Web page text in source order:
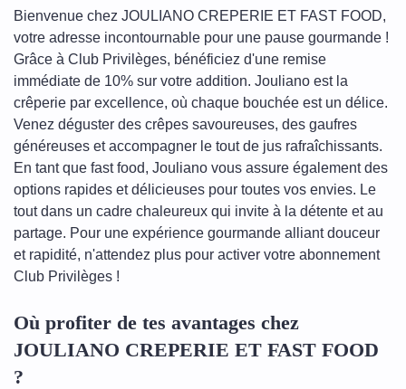
Bienvenue chez JOULIANO CREPERIE ET FAST FOOD,
votre adresse incontournable pour une pause gourmande !
Grâce à Club Privilèges, bénéficiez d'une remise
immédiate de 10% sur votre addition. Jouliano est la
crêperie par excellence, où chaque bouchée est un délice.
Venez déguster des crêpes savoureuses, des gaufres
généreuses et accompagner le tout de jus rafraîchissants.
En tant que fast food, Jouliano vous assure également des
options rapides et délicieuses pour toutes vos envies. Le
tout dans un cadre chaleureux qui invite à la détente et au
partage. Pour une expérience gourmande alliant douceur
et rapidité, n'attendez plus pour activer votre abonnement
Club Privilèges !
Où profiter de tes avantages chez
JOULIANO CREPERIE ET FAST FOOD
?